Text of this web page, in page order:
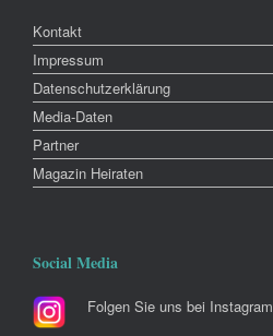
Kontakt
Impressum
Datenschutzerklärung
Media-Daten
Partner
Magazin Heiraten
Social Media
Folgen Sie uns bei Instagram